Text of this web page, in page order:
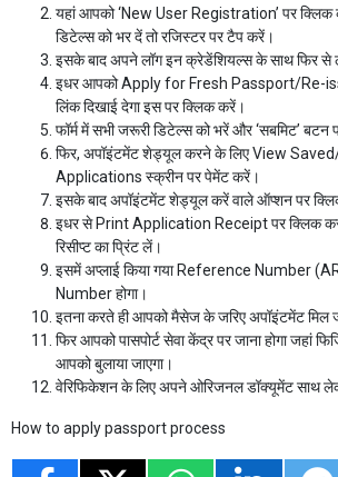
यहां आपको ‘New User Registration’ पर
डिटेल्स को भर दें तो रजिस्टर पर टैप करें।
इसके बाद अपने लॉग इन क्रेडेंशियल्स के साथ फिर से
इधर आपको Apply for Fresh Passport/Re-
लिंक दिखाई देगा इस पर क्लिक करें।
फॉर्म में सभी जरूरी डिटेल्स को भरें और ‘सबमिट’ बटन
फिर, अपॉइंटमेंट शेड्यूल करने के लिए View
Applications स्क्रीन पर पेमेंट करें।
इसके बाद अपॉइंटमेंट शेड्यूल करें वाले ऑप्शन पर
इधर से Print Application Receipt पर क्लिक
रिसीप्ट का प्रिंट लें।
इसमें अप्लाई किया गया Reference Number
Number होगा।
इतना करते ही आपको मैसेज के जरिए अपॉइंटमेंट मिल
फिर आपको पासपोर्ट सेवा केंद्र पर जाना होगा जहां
आपको बुलाया जाएगा।
वेरिफिकेशन के लिए अपने ओरिजनल डॉक्यूमेंट साथ
How to apply passport process